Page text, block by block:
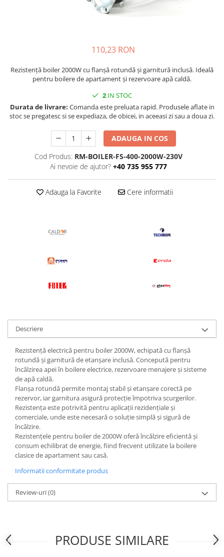
Rezistente electrice banda mica
Rezistentele tubulare flexibile
Incalzitor ceramic infrarosu
Rezistente electrice tubulara
110,23 RON
Rezistență boiler 2000W cu flanșă rotundă și garnitură inclusă. Ideală
pentru boilere de apartament și rezervoare apă caldă.
2 IN STOC
Durata de livrare: Comanda este preluata rapid. Produsele aflate in
stoc se pregatesc si se expediaza, de obicei, in aceeasi zi sau a doua zi.
ADAUGA IN COS
Cod Produs: RM-BOILER-FS-400-2000W-230V
Ai nevoie de ajutor? +40 735 955 777
Adauga la Favorite Cere informatii
Descriere
Rezistență electrică pentru boiler 2000W, echipată cu flanșă
rotundă și garnitură de etanșare inclusă. Concepută pentru
încălzirea apei în boilere electrice, rezervoare menajere și sisteme
de apă caldă.
Flanșa rotundă permite montaj stabil și etanșare corectă pe
rezervor, iar garnitura asigură protecție împotriva scurgerilor.
Rezistența este potrivită pentru aplicații rezidențiale și
comerciale, unde este necesară o soluție simplă și sigură de
încălzire.
Rezistențele pentru boiler de 2000W oferă încălzire eficientă și
consum echilibrat de energie, fiind frecvent utilizate la boilere
clasice de apartament sau casă.
Informatii conformitate produs
Review-uri(0)
PRODUSE SIMILARE